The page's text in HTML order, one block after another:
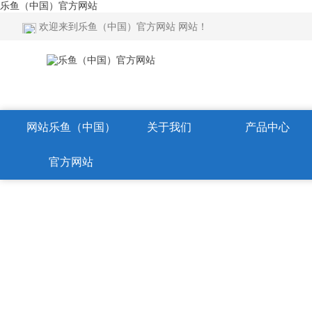
乐鱼（中国）官方网站
欢迎来到乐鱼（中国）官方网站 网站！
网站乐鱼（中国）
官方网站
关于我们 产品中心